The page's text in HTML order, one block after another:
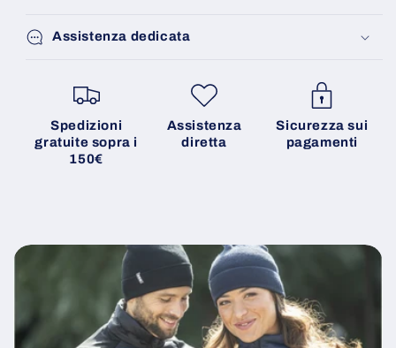
Assistenza dedicata
Spedizioni
gratuite sopra i
150€
Assistenza
diretta
Sicurezza sui
pagamenti